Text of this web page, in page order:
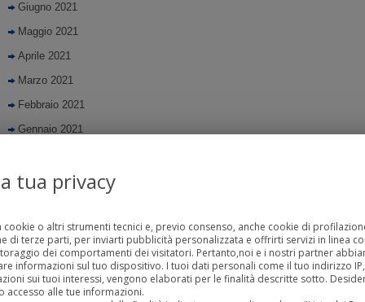
Giugno 2021
Maggio 2021
Aprile 2021
Marzo 2021
Febbraio 2021
Gennaio 2021
Giugno 2020
Aprile 2020
Marzo 2020
Febbraio 2020
tua privacy
cookie o altri strumenti tecnici e, previo consenso, anche cookie di
di terze parti, per inviarti pubblicità personalizzata e offrirti servizi in linea
dei comportamenti dei visitatori. Pertanto,noi e i nostri partner
informazioni sul tuo dispositivo. I tuoi dati personali come il tuo indirizzo
sui tuoi interessi, vengono elaborati per le finalità descritte sotto.
accesso alle tue informazioni.